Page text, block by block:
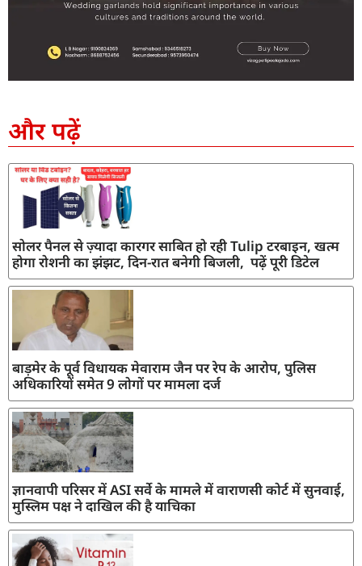
और पढ़ें
सोलर पैनल से ज़्यादा कारगर साबित हो रही Tulip टरबाइन, खत्म
होगा रोशनी का झंझट, दिन-रात बनेगी बिजली, पढ़ें पूरी डिटेल
बाड़मेर के पूर्व विधायक मेवाराम जैन पर रेप के आरोप, पुलिस
अधिकारियों समेत 9 लोगों पर मामला दर्ज
ज्ञानवापी परिसर में ASI सर्वे के मामले में वाराणसी कोर्ट में सुनवाई,
मुस्लिम पक्ष ने दाखिल की है याचिका